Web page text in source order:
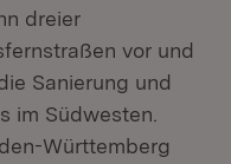
dreier
vor und
Sanierung und
im Südwesten.
Württemberg